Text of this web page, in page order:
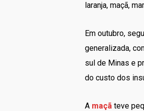
laranja, maçã,
Em outubro,
generalizada,
sul de Minas e
do custo dos
A maçã teve